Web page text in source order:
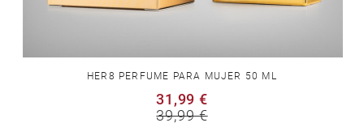
HER8 PERFUME PARA MUJER 50 ML
31,99 €
39,99 €